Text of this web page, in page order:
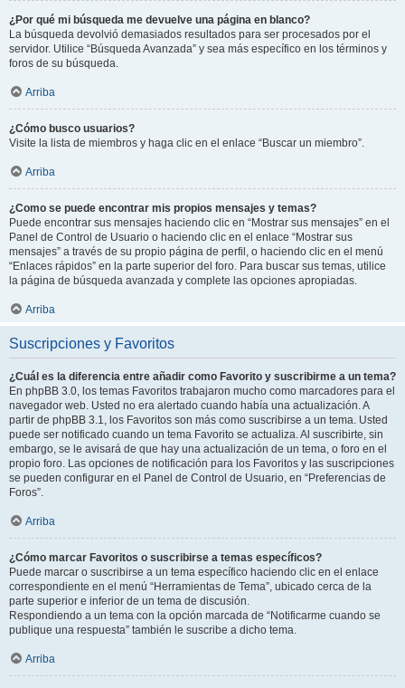
¿Por qué mi búsqueda me devuelve una página en blanco?
La búsqueda devolvió demasiados resultados para ser procesados por el
servidor. Utilice “Búsqueda Avanzada” y sea más específico en los términos y
foros de su búsqueda.
Arriba
¿Cómo busco usuarios?
Visite la lista de miembros y haga clic en el enlace “Buscar un miembro”.
Arriba
¿Como se puede encontrar mis propios mensajes y temas?
Puede encontrar sus mensajes haciendo clic en “Mostrar sus mensajes” en el
Panel de Control de Usuario o haciendo clic en el enlace “Mostrar sus
mensajes” a través de su propio página de perfil, o haciendo clic en el menú
“Enlaces rápidos” en la parte superior del foro. Para buscar sus temas, utilice
la página de búsqueda avanzada y complete las opciones apropiadas.
Arriba
Suscripciones y Favoritos
¿Cuál es la diferencia entre añadir como Favorito y suscribirme a un tema?
En phpBB 3.0, los temas Favoritos trabajaron mucho como marcadores para el
navegador web. Usted no era alertado cuando había una actualización. A
partir de phpBB 3.1, los Favoritos son más como suscribirse a un tema. Usted
puede ser notificado cuando un tema Favorito se actualiza. Al suscribirte, sin
embargo, se le avisará de que hay una actualización de un tema, o foro en el
propio foro. Las opciones de notificación para los Favoritos y las suscripciones
se pueden configurar en el Panel de Control de Usuario, en “Preferencias de
Foros”.
Arriba
¿Cómo marcar Favoritos o suscribirse a temas específicos?
Puede marcar o suscribirse a un tema específico haciendo clic en el enlace
correspondiente en el menú “Herramientas de Tema”, ubicado cerca de la
parte superior e inferior de un tema de discusión.
Respondiendo a un tema con la opción marcada de “Notificarme cuando se
publique una respuesta” también le suscribe a dicho tema.
Arriba